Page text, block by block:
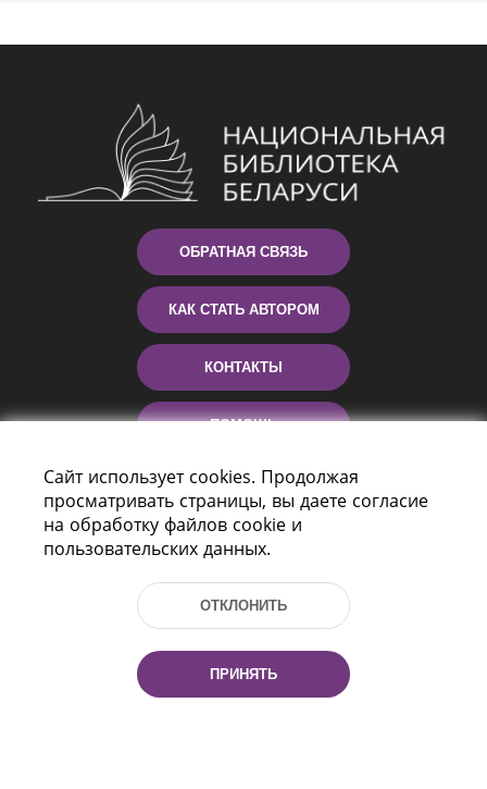
ОБРАТНАЯ СВЯЗЬ
КАК СТАТЬ АВТОРОМ
КОНТАКТЫ
ПОМОЩЬ
Пр-т Независимости 116
г. Минск, Республика Беларусь, 220114
Тел.: (+375 17) 368 37 37, Факс: (+375 17)
Сайт использует cookies. Продолжая
просматривать страницы, вы даете согласие
на обработку файлов cookie и
пользовательских данных.
ОТКЛОНИТЬ
ПРИНЯТЬ